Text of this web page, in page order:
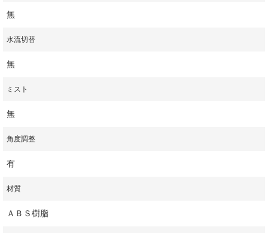
無
水流切替
無
ミスト
無
角度調整
有
材質
ＡＢＳ樹脂